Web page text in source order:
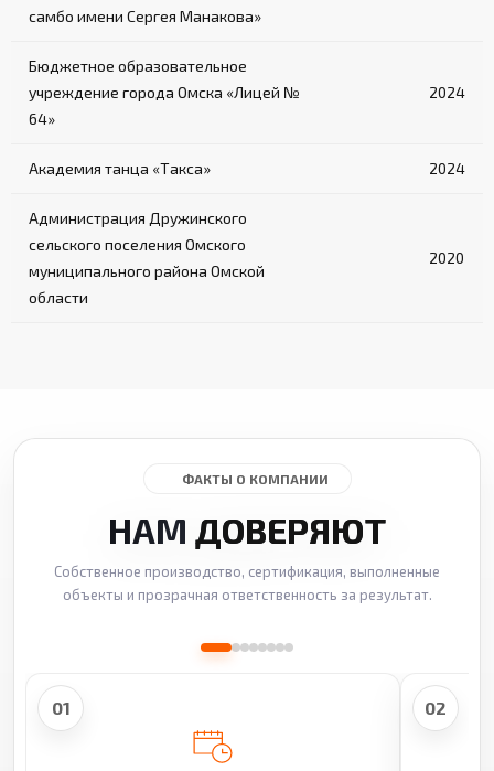
самбо имени Сергея Манакова»
Бюджетное образовательное
учреждение города Омска «Лицей №
64»
2024
Академия танца «Такса» 2024
Администрация Дружинского
сельского поселения Омского
муниципального района Омской
области
2020
ФАКТЫ О КОМПАНИИ
НАМ ДОВЕРЯЮТ
Собственное производство, сертификация, выполненные
объекты и прозрачная ответственность за результат.
01 02